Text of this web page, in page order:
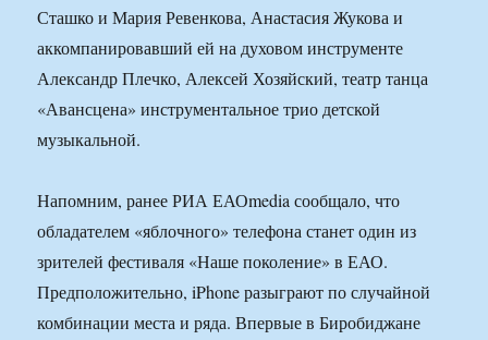
Сташко и Мария Ревенкова, Анастасия Жукова и
аккомпанировавший ей на духовом инструменте
Александр Плечко, Алексей Хозяйский, театр танца
«Авансцена» инструментальное трио детской
музыкальной.
Напомним, ранее РИА ЕАОmedia сообщало, что
обладателем «яблочного» телефона станет один из
зрителей фестиваля «Наше поколение» в ЕАО.
Предположительно, iPhone разыграют по случайной
комбинации места и ряда. Впервые в Биробиджане